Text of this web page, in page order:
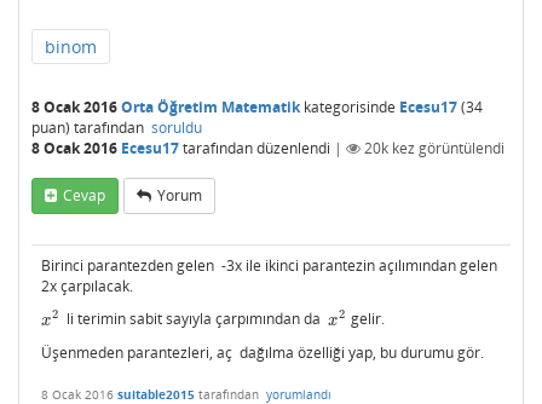
binom
8 Ocak 2016Orta Öğretim Matematikkategorisinde Ecesu17(34
puan) tarafından soruldu
8 Ocak 2016 Ecesu17tarafındandüzenlendi | 20k kez görüntülendi
Cevap Yorum
Birinci parantezden gelen -3x ile ikinci parantezin açılımından gelen
2x çarpılacak.
x2
x2 li terimin sabit sayıyla çarpımından dax2
x2 gelir.
Üşenmeden parantezleri, aç dağılma özelliği yap, bu durumu gör.
8 Ocak 2016 suitable2015 tarafından yorumlandı